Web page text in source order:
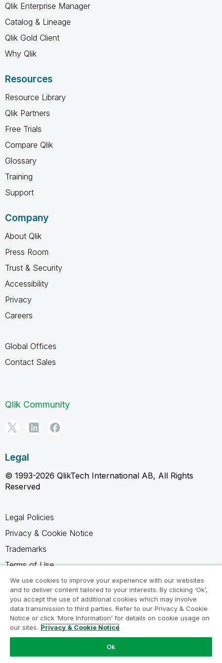
Qlik Enterprise Manager
Catalog & Lineage
Qlik Gold Client
Why Qlik
Resources
Resource Library
Qlik Partners
Free Trials
Compare Qlik
Glossary
Training
Support
Company
About Qlik
Press Room
Trust & Security
Accessibility
Privacy
Careers
Global Offices
Contact Sales
Qlik Community
Legal
© 1993-2026 QlikTech International AB, All Rights
Reserved
Legal Policies
Privacy & Cookie Notice
Trademarks
Terms of Use
Legal Agreements
Product Terms
Do not share my info
We use cookies to improve your experience with our websites
and to deliver content tailored to your interests. By clicking ‘Ok’,
you accept the use of additional cookies which may involve
data transmission to third parties. Refer to our Privacy & Cookie
Notice or click ‘More Information’ for details on cookie usage on
our sites. Privacy & Cookie Notice
Ok